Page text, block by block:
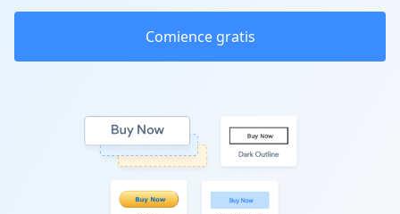
Comience gratis